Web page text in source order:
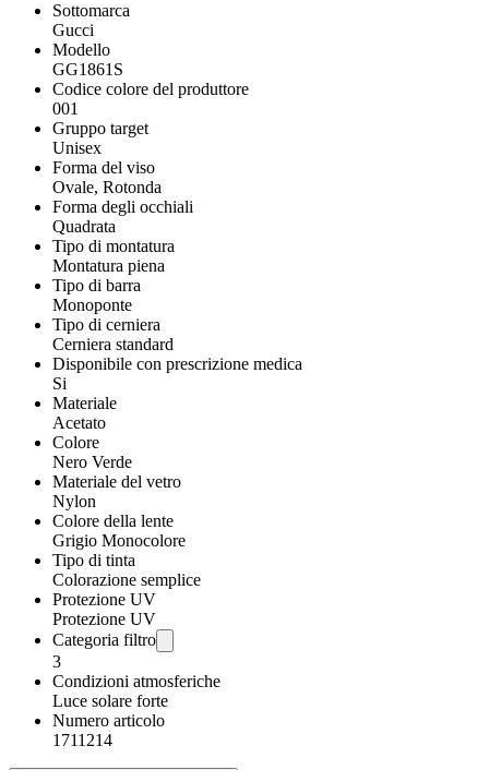
Sottomarca
Gucci
Modello
GG1861S
Codice colore del produttore
001
Gruppo target
Unisex
Forma del viso
Ovale, Rotonda
Forma degli occhiali
Quadrata
Tipo di montatura
Montatura piena
Tipo di barra
Monoponte
Tipo di cerniera
Cerniera standard
Disponibile con prescrizione medica
Si
Materiale
Acetato
Colore
Nero Verde
Materiale del vetro
Nylon
Colore della lente
Grigio Monocolore
Tipo di tinta
Colorazione semplice
Protezione UV
Protezione UV
Categoria filtro
3
Condizioni atmosferiche
Luce solare forte
Numero articolo
1711214